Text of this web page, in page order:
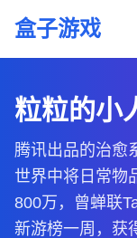
盒子游戏
粒粒的小
腾讯出品的治愈
世界中将日常物
800万，曾蝉联
新游榜一周，获